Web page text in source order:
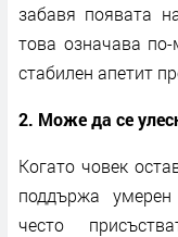
забавя появата
това означава
стабилен апетит
2. Може да се
Когато човек
поддържа
често